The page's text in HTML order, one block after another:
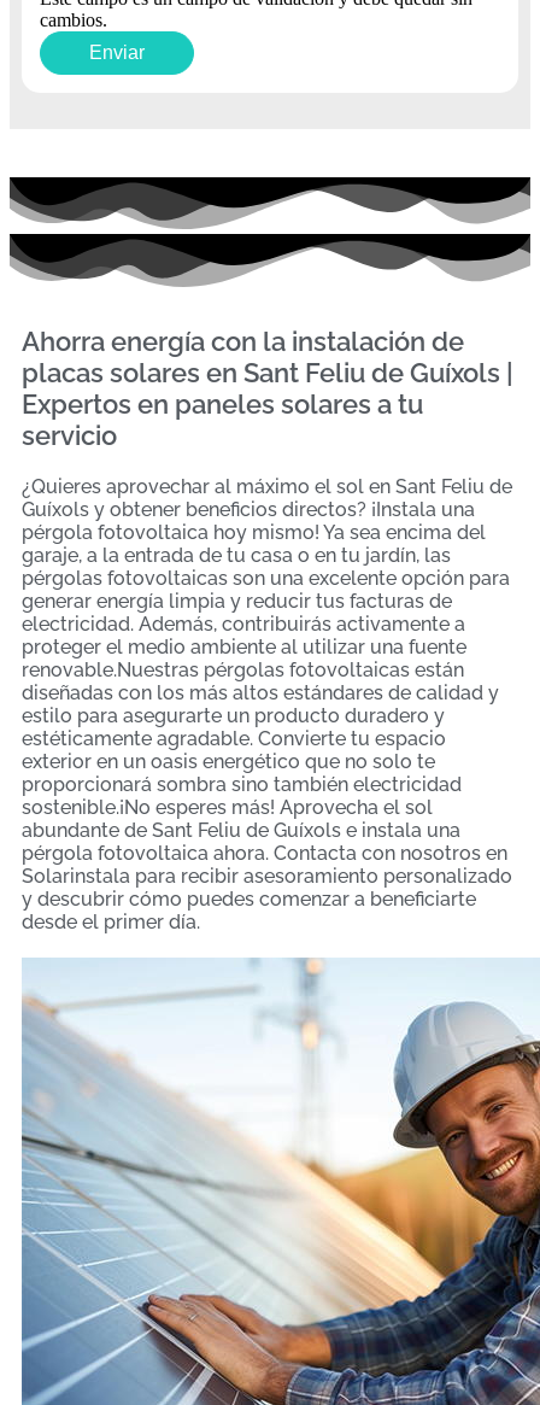
cambios.
Ahorra energía con la instalación de
placas solares en Sant Feliu de Guíxols |
Expertos en paneles solares a tu
servicio
¿Quieres aprovechar al máximo el sol en Sant Feliu de
Guíxols y obtener beneficios directos? ¡Instala una
pérgola fotovoltaica hoy mismo! Ya sea encima del
garaje, a la entrada de tu casa o en tu jardín, las
pérgolas fotovoltaicas son una excelente opción para
generar energía limpia y reducir tus facturas de
electricidad. Además, contribuirás activamente a
proteger el medio ambiente al utilizar una fuente
renovable.Nuestras pérgolas fotovoltaicas están
diseñadas con los más altos estándares de calidad y
estilo para asegurarte un producto duradero y
estéticamente agradable. Convierte tu espacio
exterior en un oasis energético que no solo te
proporcionará sombra sino también electricidad
sostenible.¡No esperes más! Aprovecha el sol
abundante de Sant Feliu de Guíxols e instala una
pérgola fotovoltaica ahora. Contacta con nosotros en
Solarinstala para recibir asesoramiento personalizado
y descubrir cómo puedes comenzar a beneficiarte
desde el primer día.